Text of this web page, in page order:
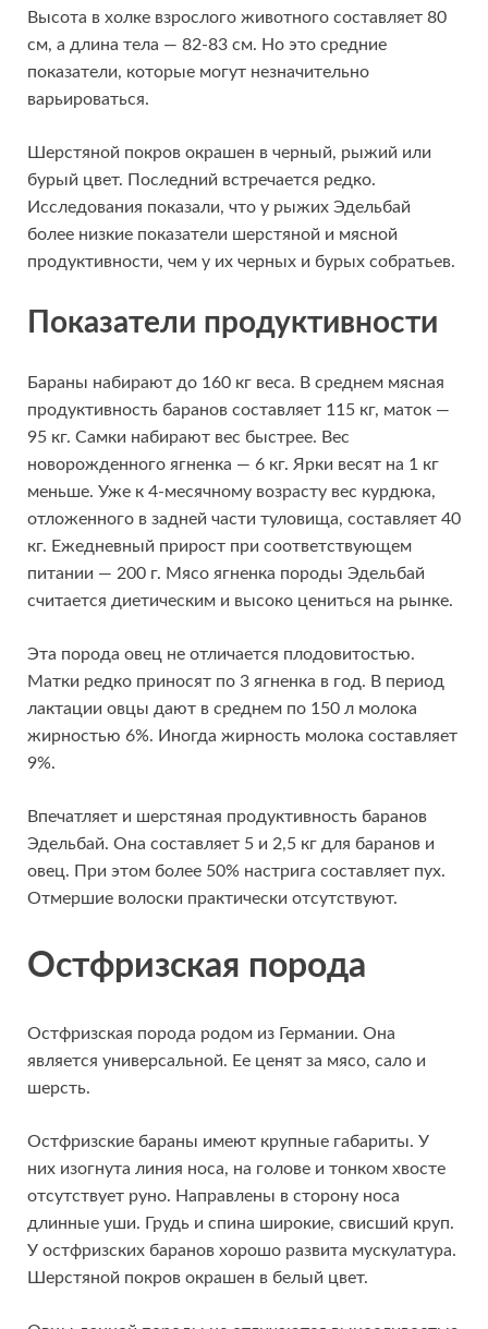
Высота в холке взрослого животного составляет 80
см, а длина тела — 82-83 см. Но это средние
показатели, которые могут незначительно
варьироваться.
Шерстяной покров окрашен в черный, рыжий или
бурый цвет. Последний встречается редко.
Исследования показали, что у рыжих Эдельбай
более низкие показатели шерстяной и мясной
продуктивности, чем у их черных и бурых собратьев.
Показатели продуктивности
Бараны набирают до 160 кг веса. В среднем мясная
продуктивность баранов составляет 115 кг, маток —
95 кг. Самки набирают вес быстрее. Вес
новорожденного ягненка — 6 кг. Ярки весят на 1 кг
меньше. Уже к 4-месячному возрасту вес курдюка,
отложенного в задней части туловища, составляет 40
кг. Ежедневный прирост при соответствующем
питании — 200 г. Мясо ягненка породы Эдельбай
считается диетическим и высоко цениться на рынке.
Эта порода овец не отличается плодовитостью.
Матки редко приносят по 3 ягненка в год. В период
лактации овцы дают в среднем по 150 л молока
жирностью 6%. Иногда жирность молока составляет
9%.
Впечатляет и шерстяная продуктивность баранов
Эдельбай. Она составляет 5 и 2,5 кг для баранов и
овец. При этом более 50% настрига составляет пух.
Отмершие волоски практически отсутствуют.
Остфризская порода
Остфризская порода родом из Германии. Она
является универсальной. Ее ценят за мясо, сало и
шерсть.
Остфризские бараны имеют крупные габариты. У
них изогнута линия носа, на голове и тонком хвосте
отсутствует руно. Направлены в сторону носа
длинные уши. Грудь и спина широкие, свисший круп.
У остфризских баранов хорошо развита мускулатура.
Шерстяной покров окрашен в белый цвет.